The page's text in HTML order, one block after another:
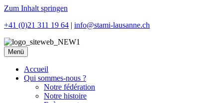
Zum Inhalt springen
+41 (0)21 311 19 64 | info@stami-lausanne.ch
Menü
Accueil
Qui sommes-nous ?
Notre fédération
Notre histoire